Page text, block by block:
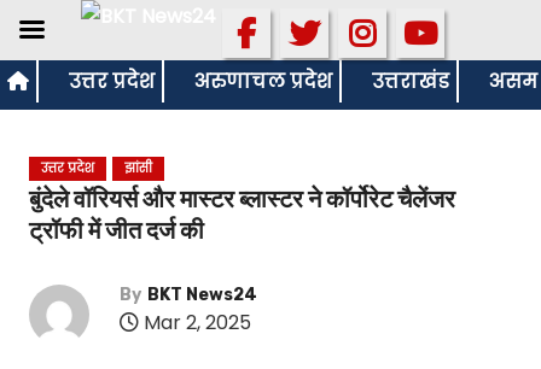
S
k
उत्तर प्रदेश अरुणाचल प्रदेश उत्तराखंड असम
उत्तर प्रदेश झांसी
बुंदेले वॉरियर्स और मास्टर ब्लास्टर ने कॉर्पोरेट चैलेंजर
ट्रॉफी में जीत दर्ज की
By BKT News24
Mar 2, 2025